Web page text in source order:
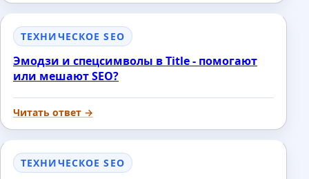
ТЕХНИЧЕСКОЕ SEO
Эмодзи и спецсимволы в Title - помогают
или мешают SEO?
Читать ответ →
ТЕХНИЧЕСКОЕ SEO